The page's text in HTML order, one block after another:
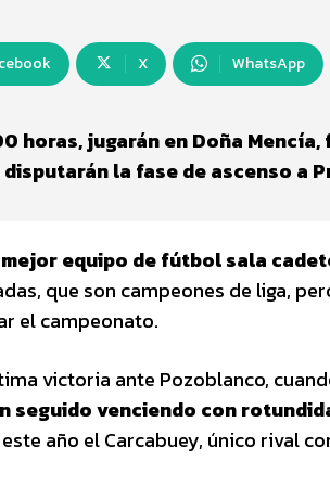
X WhatsApp
horas, jugarán en Doña
la fase de ascenso a
mejor equipo de fútbol sala
que son campeones de liga,
el campeonato.
victoria ante Pozoblanco,
seguido venciendo con
año el Carcabuey, único rival